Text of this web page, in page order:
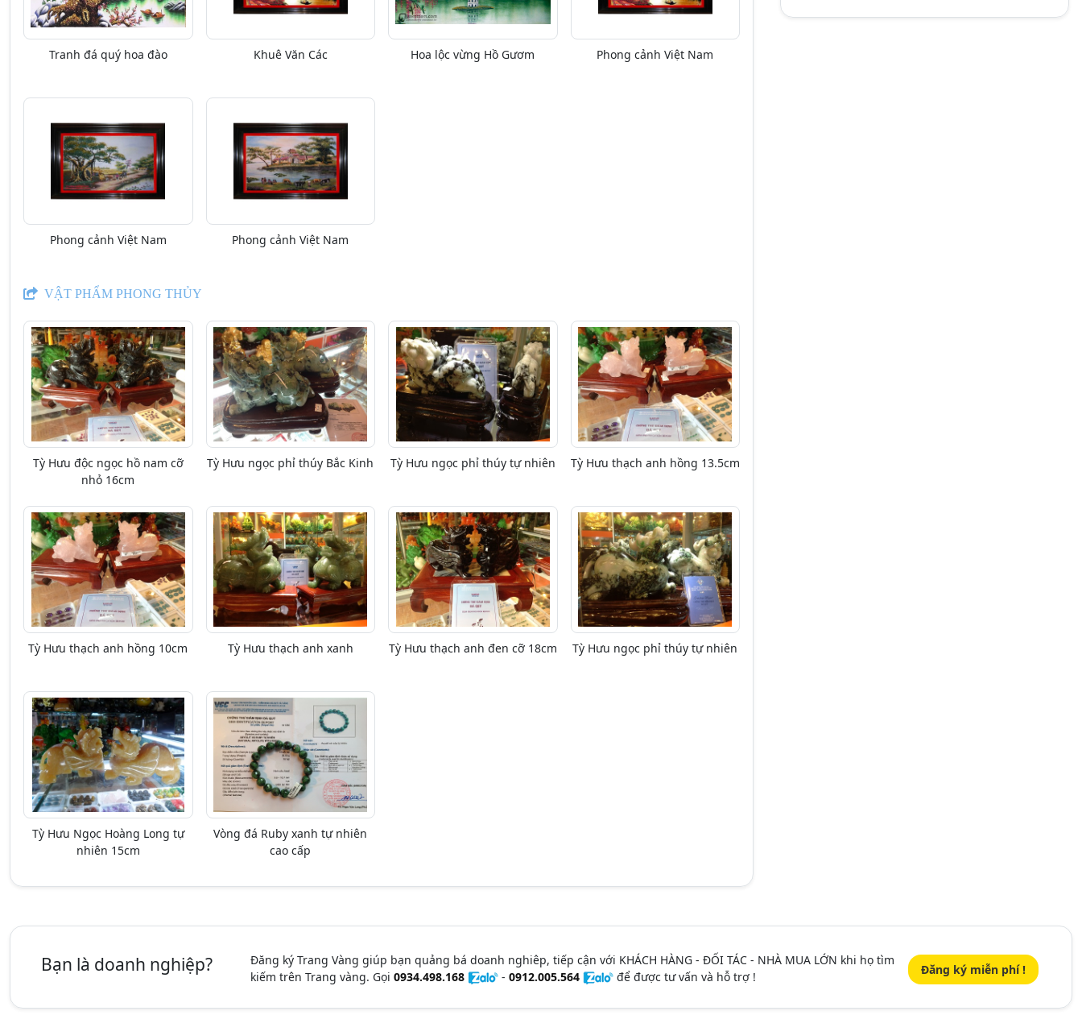
Tranh đá quý hoa đào Khuê Văn Các Hoa lộc vừng Hồ Gươm Phong cảnh Việt Nam
Phong cảnh Việt Nam Phong cảnh Việt Nam
VẬT PHẨM PHONG THỦY
Tỳ Hưu độc ngọc hồ nam cỡ
nhỏ 16cm
Tỳ Hưu ngọc phỉ thúy Bắc Kinh Tỳ Hưu ngọc phỉ thúy tự nhiên Tỳ Hưu thạch anh hồng 13.5cm
Tỳ Hưu thạch anh hồng 10cm Tỳ Hưu thạch anh xanh Tỳ Hưu thạch anh đen cỡ 18cm Tỳ Hưu ngọc phỉ thúy tự nhiên
Tỳ Hưu Ngọc Hoàng Long tự
nhiên 15cm
Vòng đá Ruby xanh tự nhiên
cao cấp
Bạn là doanh nghiệp?
Đăng ký Trang Vàng giúp bạn quảng bá doanh nghiêp, tiếp cận với KHÁCH HÀNG - ĐỐI TÁC - NHÀ MUA LỚN khi họ tìm
kiếm trên Trang vàng. Gọi 0934.498.168 - 0912.005.564 để được tư vấn và hỗ trợ ! Đăng ký miễn phí !